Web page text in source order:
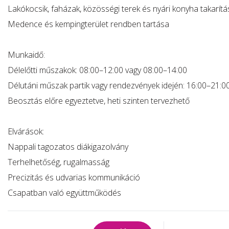
Lakókocsik, faházak, közösségi terek és nyári konyha
Medence és kempingterület rendben tartása
Munkaidő:
Délelőtti műszakok: 08:00–12:00 vagy 08:00–14:00
Délutáni műszak partik vagy rendezvények idején:
Beosztás előre egyeztetve, heti szinten tervezhető
Elvárások:
Nappali tagozatos diákigazolvány
Terhelhetőség, rugalmasság
Precizitás és udvarias kommunikáció
Csapatban való együttműködés